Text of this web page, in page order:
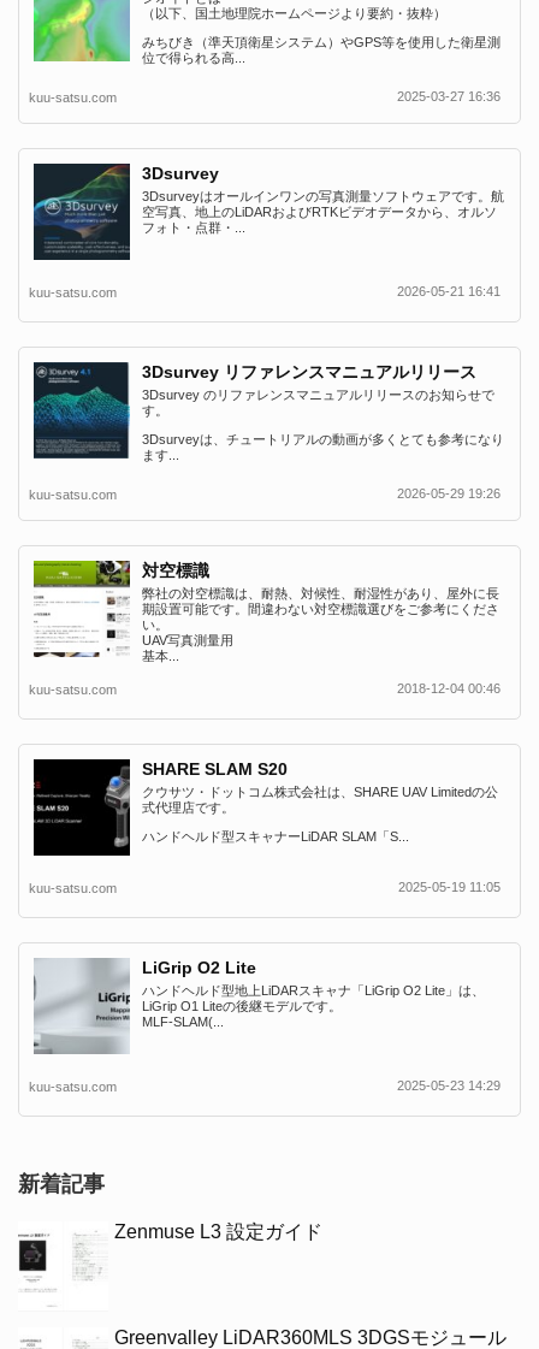
（以下、国土地理院ホームページより要約・抜粋）
みちびき（準天頂衛星システム）やGPS等を使用した衛星測
位で得られる高...
kuu-satsu.com 2025-03-27 16:36
3Dsurvey
3Dsurveyはオールインワンの写真測量ソフトウェアです。航
空写真、地上のLiDARおよびRTKビデオデータから、オルソ
フォト・点群・...
kuu-satsu.com 2026-05-21 16:41
3Dsurvey リファレンスマニュアルリリース
3Dsurvey のリファレンスマニュアルリリースのお知らせで
す。
3Dsurveyは、チュートリアルの動画が多くとても参考になり
ます...
kuu-satsu.com 2026-05-29 19:26
対空標識
弊社の対空標識は、耐熱、対候性、耐湿性があり、屋外に長
期設置可能です。間違わない対空標識選びをご参考にくださ
い。
UAV写真測量用
基本...
kuu-satsu.com 2018-12-04 00:46
SHARE SLAM S20
クウサツ・ドットコム株式会社は、SHARE UAV Limitedの公
式代理店です。
ハンドヘルド型スキャナーLiDAR SLAM「S...
kuu-satsu.com 2025-05-19 11:05
LiGrip O2 Lite
ハンドヘルド型地上LiDARスキャナ「LiGrip O2 Lite」は、
LiGrip O1 Liteの後継モデルです。
MLF-SLAM(...
kuu-satsu.com 2025-05-23 14:29
新着記事
Zenmuse L3 設定ガイド
Greenvalley LiDAR360MLS 3DGSモジュール